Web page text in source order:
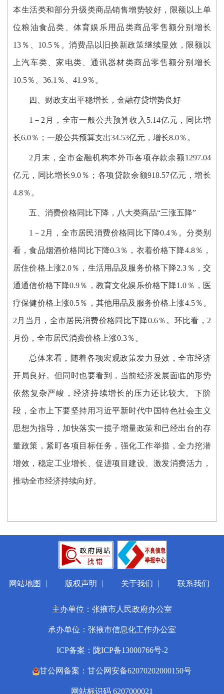
本生活类和部分升级类商品销售增势较好，限额以上单
位粮油食品类、体育娱乐用品类商品零售额分别增长
13％、10.5％。消费品以旧换新政策继续显效，限额以
上汽车类、家电类、通讯器材类商品零售额分别增长
10.5％、36.1％、41.9％。
四、财政支出平稳增长，金融存贷增势良好
1－2月，全市一般公共预算收入5.14亿元，同比增
长6.0％；一般公共预算支出34.53亿元，增长8.0％。
2月末，全市金融机构本外币各项存款余额1297.04
亿元，同比增长9.0％；各项贷款余额918.57亿元，增长
4.8％。
五、消费价格同比下降，八大类商品“三涨五降”
1－2月，全市居民消费价格同比下降0.4％。分类别
看，食品烟酒价格同比下降0.3％，衣着价格下降4.8％，
居住价格上涨2.0％，生活用品及服务价格下降2.3％，交
通通信价格下降0.9％，教育文化娱乐价格下降1.0％，医
疗保健价格上涨0.5％，其他用品及服务价格上涨4.5％。
2月当月，全市居民消费价格同比下降0.6％。环比看，2
月份，全市居民消费价格上涨0.3％。
总体来看，随着各项宏观政策发力显效，全市经济
开局良好。但同时也要看到，当前经济发展面临的形势
依然复杂严峻，经济持续增长的压力还比较大。下阶
段，全市上下要坚持用习近平新时代中国特色社会主义
思想为指导，加快落实一揽子增量政策和已经出台的存
量政策，紧盯各项目标任务，强化工作举措，全力挖潜
增效，稳定工业增长、促进项目建设、激发消费活力，
推动全市经济持续向好。
网站地图 | 版权声明 | 关于我们 | 联系我们
主办单位：张掖市人民政府办公室
承办单位：张掖市信息化工作办公室
ICP备案：陇ICP备13000766号-2
甘公网备案：甘公网安备62070202000150号
网站标识码 6207000021